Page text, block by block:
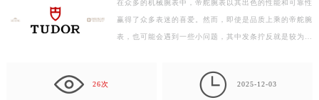
在众多的机械腕表中，帝舵腕表以其出色的性能和可靠性
赢得了众多表迷的喜爱。然而，即使是品质上乘的帝舵腕
表，也可能会遇到一些小问题，其中发条拧反就是较为
26次  2025-12-03